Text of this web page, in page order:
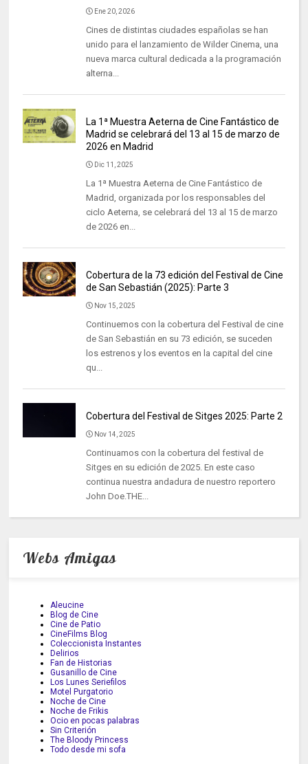
Ene 20, 2026
Cines de distintas ciudades españolas se han
unido para el lanzamiento de Wilder Cinema, una
nueva marca cultural dedicada a la programación
alterna...
La 1ª Muestra Aeterna de Cine Fantástico de
Madrid se celebrará del 13 al 15 de marzo de
2026 en Madrid
Dic 11, 2025
La 1ª Muestra Aeterna de Cine Fantástico de
Madrid, organizada por los responsables del
ciclo Aeterna, se celebrará del 13 al 15 de marzo
de 2026 en...
Cobertura de la 73 edición del Festival de Cine
de San Sebastián (2025): Parte 3
Nov 15, 2025
Continuemos con la cobertura del Festival de cine
de San Sebastián en su 73 edición, se suceden
los estrenos y los eventos en la capital del cine
qu...
Cobertura del Festival de Sitges 2025: Parte 2
Nov 14, 2025
Continuamos con la cobertura del festival de
Sitges en su edición de 2025. En este caso
continua nuestra andadura de nuestro reportero
John Doe.THE...
Webs Amigas
Aleucine
Blog de Cine
Cine de Patio
CineFilms Blog
Coleccionista Instantes
Delirios
Fan de Historias
Gusanillo de Cine
Los Lunes Seriefilos
Motel Purgatorio
Noche de Cine
Noche de Frikis
Ocio en pocas palabras
Sin Criterión
The Bloody Princess
Todo desde mi sofa